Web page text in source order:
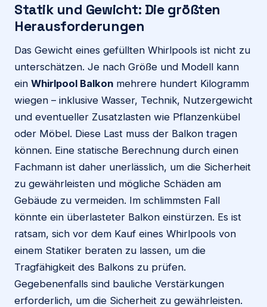
Statik und Gewicht: Die größten
Herausforderungen
Das Gewicht eines gefüllten Whirlpools ist nicht zu
unterschätzen. Je nach Größe und Modell kann
ein Whirlpool Balkon mehrere hundert Kilogramm
wiegen – inklusive Wasser, Technik, Nutzergewicht
und eventueller Zusatzlasten wie Pflanzenkübel
oder Möbel. Diese Last muss der Balkon tragen
können. Eine statische Berechnung durch einen
Fachmann ist daher unerlässlich, um die Sicherheit
zu gewährleisten und mögliche Schäden am
Gebäude zu vermeiden. Im schlimmsten Fall
könnte ein überlasteter Balkon einstürzen. Es ist
ratsam, sich vor dem Kauf eines Whirlpools von
einem Statiker beraten zu lassen, um die
Tragfähigkeit des Balkons zu prüfen.
Gegebenenfalls sind bauliche Verstärkungen
erforderlich, um die Sicherheit zu gewährleisten.